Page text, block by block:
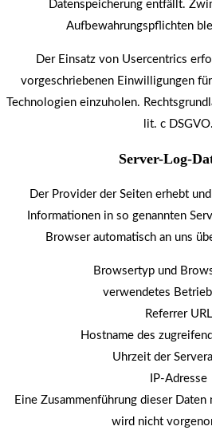
Datenspeicherung entfällt.
Aufbewahrungspflichten
Der Einsatz von Usercentrics
vorgeschriebenen Einwilligungen
Technologien einzuholen.
lit. c DSGVO.
Server-Log-
Der Provider der Seiten erhebt
Informationen in so genannten
Browser automatisch an uns
Browsertyp und
verwendetes
Referrer URL
Hostname des
Uhrzeit der
IP-Adresse
Eine Zusammenführung dieser
wird nicht